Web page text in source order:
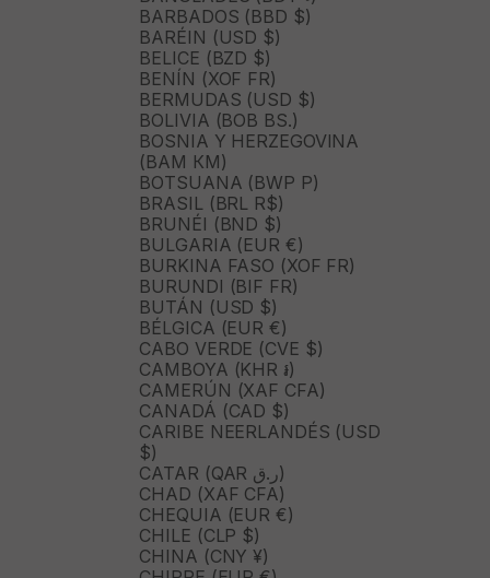
BARBADOS (BBD $)
BARÉIN (USD $)
BELICE (BZD $)
BENÍN (XOF FR)
BERMUDAS (USD $)
BOLIVIA (BOB BS.)
BOSNIA Y HERZEGOVINA
(BAM КМ)
BOTSUANA (BWP P)
BRASIL (BRL R$)
BRUNÉI (BND $)
BULGARIA (EUR €)
BURKINA FASO (XOF FR)
BURUNDI (BIF FR)
BUTÁN (USD $)
BÉLGICA (EUR €)
CABO VERDE (CVE $)
CAMBOYA (KHR ៛)
CAMERÚN (XAF CFA)
CANADÁ (CAD $)
CARIBE NEERLANDÉS (USD
$)
CATAR (QAR ر.ق)
CHAD (XAF CFA)
CHEQUIA (EUR €)
CHILE (CLP $)
CHINA (CNY ¥)